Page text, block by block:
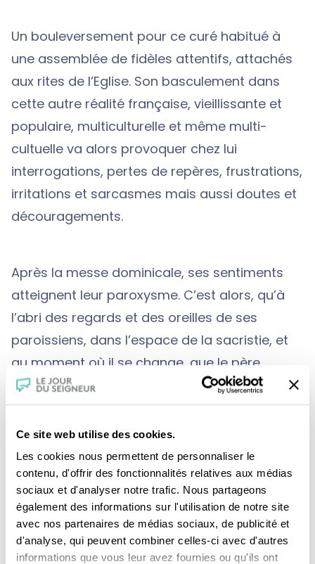
Ce site web utilise des cookies.
Les cookies nous permettent de personnaliser le
contenu, d'offrir des fonctionnalités relatives aux médias
sociaux et d'analyser notre trafic. Nous partageons
également des informations sur l'utilisation de notre site
avec nos partenaires de médias sociaux, de publicité et
d'analyse, qui peuvent combiner celles-ci avec d'autres
informations que vous leur avez fournies ou qu'ils ont
Un bouleversement pour ce curé habitué à
une assemblée de fidèles attentifs, attachés
aux rites de l’Eglise. Son basculement dans
cette autre réalité française, vieillissante et
populaire, multiculturelle et même multi-
cultuelle va alors provoquer chez lui
interrogations, pertes de repères, frustrations,
irritations et sarcasmes mais aussi doutes et
découragements.
Après la messe dominicale, ses sentiments
atteignent leur paroxysme. C’est alors, qu’à
l’abri des regards et des oreilles de ses
paroissiens, dans l’espace de la sacristie, et
au moment où il se change, que le père
Moreau laisse exploser ce qu’il ressent auprès
de son sacristain Bertrand Rousseau. Il va
alors partager sans retenue ses états d’âme
à ce laïc, père de famille du quartier, unique
membre un peu désemparé de l’équipe
paroissiale, venu également assister le
nouveau curé en préparant avant et après la
célébration tous les objets liturgiques